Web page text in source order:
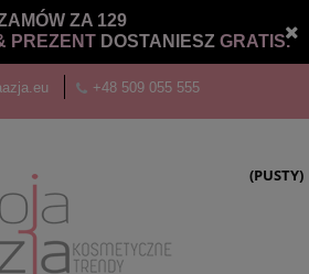
ZA 129
PREZENT DOSTANIESZ GRATIS.
+48 509 055 555
(PUSTY)